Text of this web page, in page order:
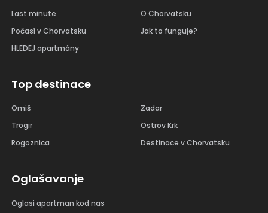
Last minute
Počasí v Chorvatsku
HLEDEJ apartmány
O Chorvatsku
Jak to funguje?
Top destinace
Omiš
Trogir
Rogoznica
Zadar
Ostrov Krk
Destinace v Chorvatsku
Oglašavanje
Oglasi apartman kod nas